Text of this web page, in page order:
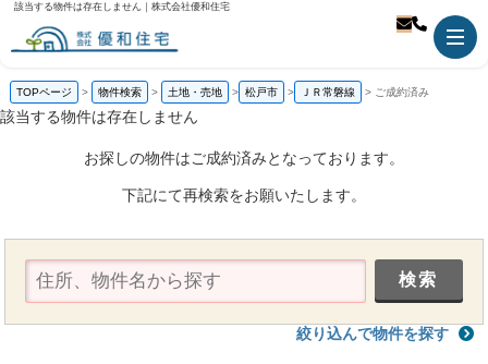
該当する物件は存在しません｜株式会社優和住宅
TOPページ 物件検索 土地・売地 松戸市 ＪＲ常磐線 ご成約済み
該当する物件は存在しません
お探しの物件はご成約済みとなっております。
下記にて再検索をお願いたします。
絞り込んで物件を探す